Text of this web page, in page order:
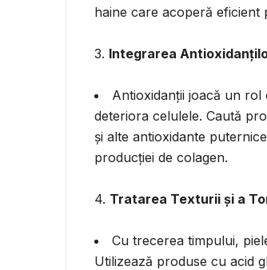
haine care acoperă eficient
3. Integrarea
Antioxidanții joacă un
deteriora celulele. Caută
și alte antioxidante
producției de colagen.
4. Tratarea Texturii și a
Cu trecerea timpului,
Utilizează produse cu acid